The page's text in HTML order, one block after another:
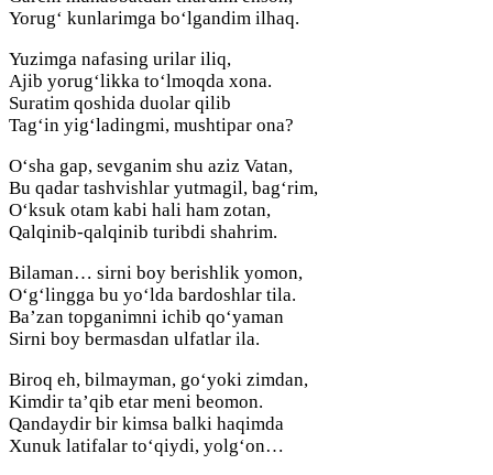
Yorug‘ kunlarimga bo‘lgandim ilhaq.
Yuzimga nafasing urilar iliq,
Ajib yorug‘likka to‘lmoqda xona.
Suratim qoshida duolar qilib
Tag‘in yig‘ladingmi, mushtipar ona?
O‘sha gap, sevganim shu aziz Vatan,
Bu qadar tashvishlar yutmagil, bag‘rim,
O‘ksuk otam kabi hali ham zotan,
Qalqinib-qalqinib turibdi shahrim.
Bilaman… sirni boy berishlik yomon,
O‘g‘lingga bu yo‘lda bardoshlar tila.
Ba’zan topganimni ichib qo‘yaman
Sirni boy bermasdan ulfatlar ila.
Biroq eh, bilmayman, go‘yoki zimdan,
Kimdir ta’qib etar meni beomon.
Qandaydir bir kimsa balki haqimda
Xunuk latifalar to‘qiydi, yolg‘on…